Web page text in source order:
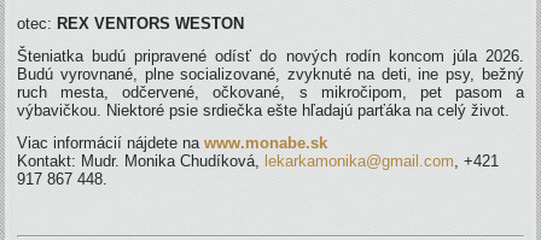
otec: REX VENTORS WESTON
Šteniatka budú pripravené odísť do nových rodín koncom júla 2026.
Budú vyrovnané, plne socializované, zvyknuté na deti, ine psy, bežný
ruch mesta, odčervené, očkované, s mikročipom, pet pasom a
výbavičkou. Niektoré psie srdiečka ešte hľadajú parťáka na celý život.
Viac informácií nájdete nawww.monabe.sk
Kontakt: Mudr. Monika Chudíková, lekarkamonika@gmail.com, +421
917 867 448.